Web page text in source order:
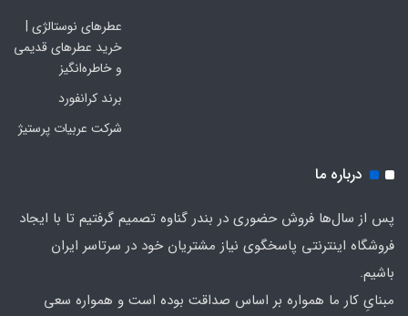
عطرهای نوستالژی |
خرید عطرهای قدیمی
و خاطره‌انگیز
برند کرانفورد
شرکت عربیات پرستیژ
درباره ما
پس از سال‌ها فروش حضوری در بندر گناوه تصمیم گرفتیم تا با ایجاد
فروشگاه اینترنتی پاسخگوی نیاز مشتریان خود در سرتاسر ایران
باشیم.
مبنایِ کار ما همواره بر اساس صداقت بوده است و همواره سعی